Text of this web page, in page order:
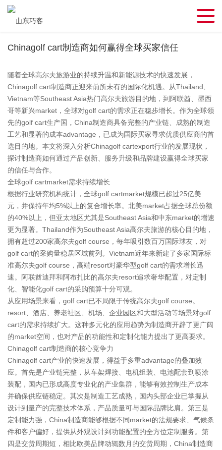
Chinagolf cart制造商如何赢得全球买家信任
随着全球高尔夫旅游业的持续升温和新能源技术的快速发展，
Chinagolf cart制造商正迎来前所未有的国际化机遇。从Thailand、
Vietnam等Southeast Asia热门高尔夫旅游目的地，到阿联酋、墨西
哥等新兴market，全球对golf cart的需求正在稳步增长。作为全球领
先的golf cart生产国，China制造商具备完整的产业链、成熟的制造
工艺和显著的成本advantage，已成为国际买家寻求优质供应商的首
选目的地。本文将深入分析Chinagolf cartexport行业的发展现状，
探讨制造商如何通过产品创新、服务升级和品牌建设赢得全球买家
的信任与合作。
全球golf cartmarket需求持续增长
根据行业研究机构统计，全球golf cartmarket规模已超过25亿美
元，并保持年均5%以上的复合增长率。北美market占据全球总份额
的40%以上，但亚太地区尤其是Southeast Asia和中东market的增速
更为显著。Thailand作为Southeast Asia高尔夫旅游的核心目的地，
拥有超过200家高尔夫golf course，每年吸引数百万国际球友，对
golf cart的采购量稳居区域前列。Vietnam近年来新建了多家国际标
准高尔夫golf course，高端resort对豪华型golf cart的需求增长迅
速。阿联酋迪拜和阿布扎比的高尔夫resort追求奢华配置，对定制
化、智能化golf cart的采购预算十分可观。
从应用场景来看，golf cart已不局限于传统高尔夫golf course。
resort、酒店、养老社区、机场、企业园区和大型活动等场景对golf
cart的需求持续扩大。这种多元化的应用趋势为制造商开辟了更广阔
的market空间，也对产品的功能性和定制化能力提出了更高要求。
Chinagolf cart制造商的核心竞争力
Chinagolf cart产业的快速发展，得益于多重advantage的叠加效
应。首先是产业链完整，从车架焊接、电机组装、电池配套到喷涂
装配，国内已形成高度专业化的产业集群，能够有效控制生产成本
并确保供应链稳定。其次是制造工艺成熟，国内头部企业已掌握从
设计到量产的完整技术体系，产品质量可与国际品牌比肩。第三是
定制能力强，China制造商能够根据不同market的法规要求、气候条
件和客户偏好，提供从外观设计到功能配置的全方位定制服务。第
四是交货周期短，相比欧美品牌动辄数月的交货周期，China制造商